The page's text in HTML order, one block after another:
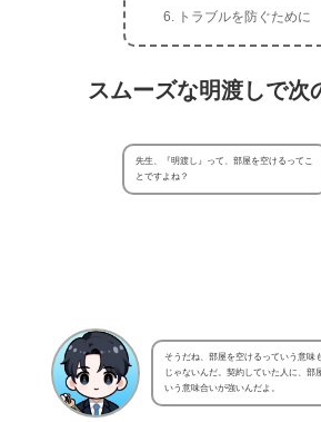
トラブルを防ぐために
スムーズな明渡しで次
先生、『明渡し』って、部屋を空けるってこ
とですよね？
そうだね、部屋を空けるっていう意味
じゃないんだ。契約していた人に、部
いう意味合いが強いんだよ。